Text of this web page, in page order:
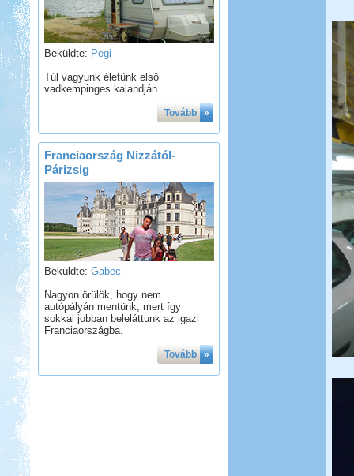
Beküldte: Pegi
Túl vagyunk életünk első
vadkempinges kalandján.
Tovább »
Franciaország Nizzától-
Párizsig
Beküldte: Gabec
Nagyon örülök, hogy nem
autópályán mentünk, mert így
sokkal jobban beleláttunk az igazi
Franciaországba.
Tovább »